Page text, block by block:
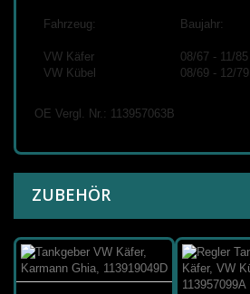
Fahrzeug: Baujahr:
VW Käfer
VW Kübel
08/67 - 11/85
08/69 - 12/79
OE Vergl. Nr.: 113957063B
ZUBEHÖR